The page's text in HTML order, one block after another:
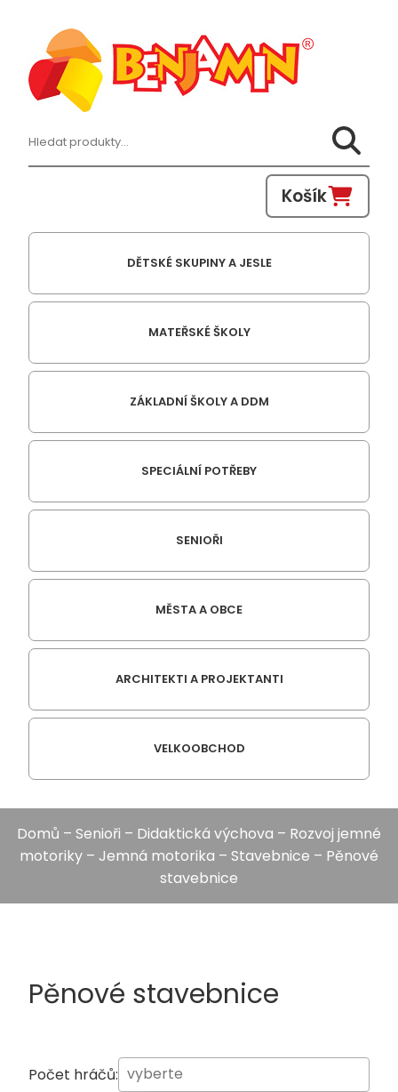
Hledat:
Košík
DĚTSKÉ SKUPINY A JESLE
MATEŘSKÉ ŠKOLY
ZÁKLADNÍ ŠKOLY A DDM
SPECIÁLNÍ POTŘEBY
SENIOŘI
MĚSTA A OBCE
ARCHITEKTI A PROJEKTANTI
VELKOOBCHOD
Domů – Senioři – Didaktická výchova – Rozvoj jemné
motoriky – Jemná motorika – Stavebnice – Pěnové
stavebnice
Pěnové stavebnice
Počet hráčů: